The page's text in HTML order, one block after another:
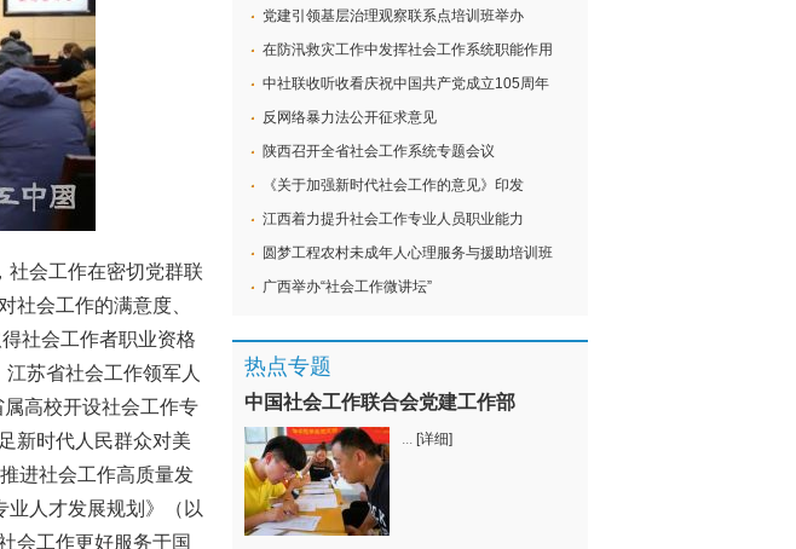
社会工作在密切党群联
社会工作的满意度、
社会工作者职业资格
苏省社会工作领军人
高校开设社会工作专
新时代人民群众对美
进社会工作高质量发
业人才发展规划》（以
会工作更好服务于国
党建引领基层治理观察联系点培训班举办
在防汛救灾工作中发挥社会工作系统职能作用
中社联收听收看庆祝中国共产党成立105周年
反网络暴力法公开征求意见
陕西召开全省社会工作系统专题会议
《关于加强新时代社会工作的意见》印发
江西着力提升社会工作专业人员职业能力
圆梦工程农村未成年人心理服务与援助培训班
广西举办“社会工作微讲坛”
热点专题
中国社会工作联合会党建工作部
... [详细]